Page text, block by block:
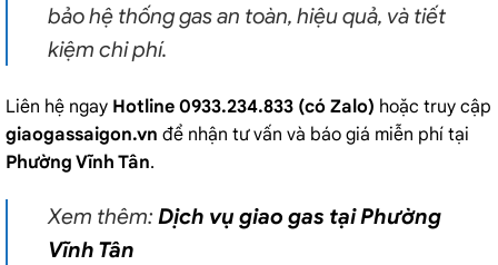
bảo hệ thống gas an toàn, hiệu quả, và tiết
kiệm chi phí.
Liên hệ ngay Hotline 0933.234.833 (có Zalo) hoặc truy cập
giaogassaigon.vn để nhận tư vấn và báo giá miễn phí tại
Phường Vĩnh Tân.
Xem thêm: Dịch vụ giao gas tại Phường
Vĩnh Tân